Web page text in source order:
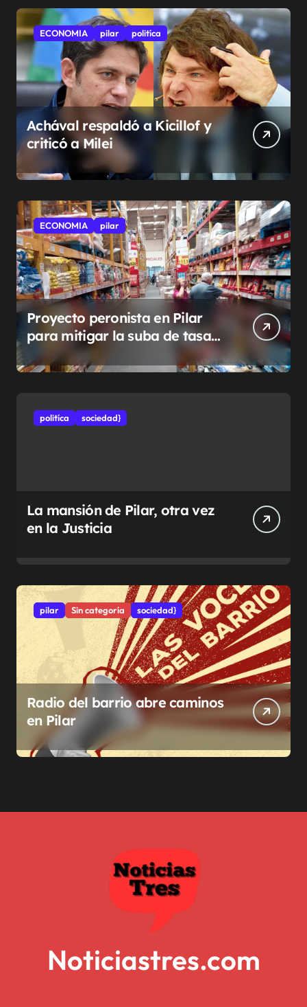
ECONOMIA pilar politíca
Achával respaldó a Kicillof y
criticó a Milei
ECONOMIA pilar
Proyecto peronista en Pilar
para mitigar la suba de tasas
municipales
politíca sociedad}
La mansión de Pilar, otra vez
en la Justicia
pilar Sin categoría sociedad}
Radio del barrio abre caminos
en Pilar
Noticiastres.com